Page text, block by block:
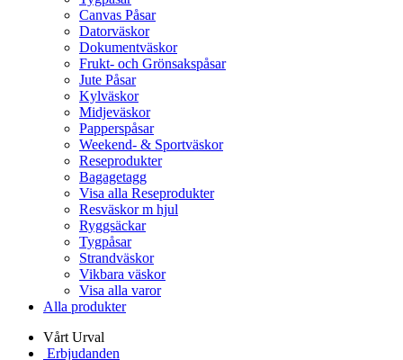
Canvas Påsar
Datorväskor
Dokumentväskor
Frukt- och Grönsakspåsar
Jute Påsar
Kylväskor
Midjeväskor
Papperspåsar
Weekend- & Sportväskor
Reseprodukter
Bagagetagg
Visa alla Reseprodukter
Resväskor m hjul
Ryggsäckar
Tygpåsar
Strandväskor
Vikbara väskor
Visa alla varor
Alla produkter
Vårt Urval
Erbjudanden